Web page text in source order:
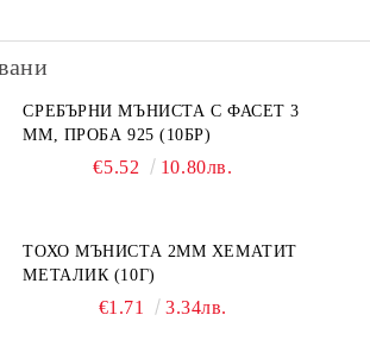
СРЕБЪРНИ МЪНИСТА С ФАСЕТ 3
ММ, ПРОБА 925 (10БР)
€5.52 10.80лв.
ТОХО МЪНИСТА 2ММ ХЕМАТИТ
МЕТАЛИК (10Г)
€1.71 3.34лв.